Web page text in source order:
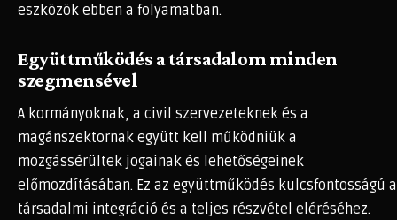
eszközök ebben a folyamatban.
Együttműködés a társadalom minden
szegmensével
A kormányoknak, a civil szervezeteknek és a
magánszektornak együtt kell működniük a
mozgássérültek jogainak és lehetőségeinek
előmozdításában. Ez az együttműködés kulcsfontosságú a
társadalmi integráció és a teljes részvétel eléréséhez.